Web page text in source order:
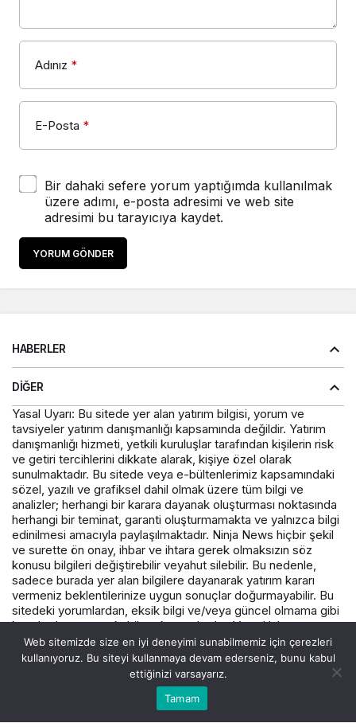
Adınız *
E-Posta *
Bir dahaki sefere yorum yaptığımda kullanılmak
üzere adımı, e-posta adresimi ve web site
adresimi bu tarayıcıya kaydet.
YORUM GÖNDER
HABERLER
DIĞER
Yasal Uyarı: Bu sitede yer alan yatırım bilgisi, yorum ve
tavsiyeler yatırım danışmanlığı kapsamında değildir. Yatırım
danışmanlığı hizmeti, yetkili kuruluşlar tarafından kişilerin risk
ve getiri tercihlerini dikkate alarak, kişiye özel olarak
sunulmaktadır. Bu sitede veya e-bültenlerimiz kapsamındaki
sözel, yazılı ve grafiksel dahil olmak üzere tüm bilgi ve
analizler; herhangi bir karara dayanak oluşturması noktasında
herhangi bir teminat, garanti oluşturmamakta ve yalnızca bilgi
edinilmesi amacıyla paylaşılmaktadır. Ninja News hiçbir şekil
ve surette ön onay, ihbar ve ihtara gerek olmaksızın söz
konusu bilgileri değiştirebilir veyahut silebilir. Bu nedenle,
sadece burada yer alan bilgilere dayanarak yatırım kararı
vermeniz beklentilerinize uygun sonuçlar doğurmayabilir. Bu
sitedeki yorumlardan, eksik bilgi ve/veya güncel olmama gibi
konularda ortaya çıkabilecek zararlardan Varış Haber ve
çalışanlarının herhangi bir sorumluluğu bulunmamaktadır.
© Telif Hakkı 2026, Tüm Hakları Saklıdır.
Hesabım
Web sitemizde size en iyi deneyimi sunabilmemiz için çerezleri
kullanıyoruz. Bu siteyi kullanmaya devam ederseniz, bunu kabul
ettiğinizi varsayarız.
Tamam